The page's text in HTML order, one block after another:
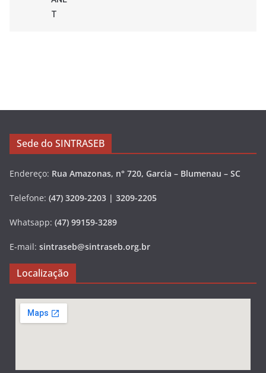
T
Sede do SINTRASEB
Endereço: Rua Amazonas, n° 720, Garcia – Blumenau – SC
Telefone: (47) 3209-2203 | 3209-2205
Whatsapp: (47) 99159-3289
E-mail: sintraseb@sintraseb.org.br
Localização